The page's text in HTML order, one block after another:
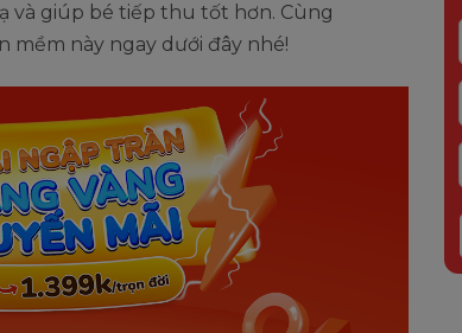
và giúp bé tiếp thu tốt hơn. Cùng
mềm này ngay dưới đây nhé!